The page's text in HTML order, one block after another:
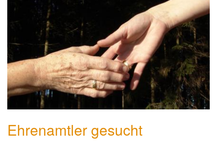
GREMIEN ▼
HELFEN ▼
Ehrenamtler gesucht